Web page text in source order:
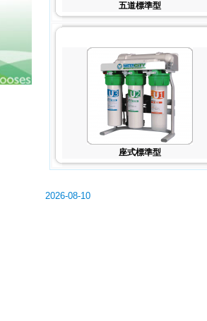
五道標準型
座式標準型
2026-08-10